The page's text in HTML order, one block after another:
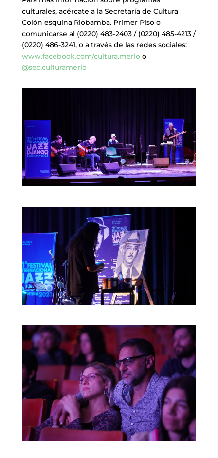
culturales, acércate a la Secretaría de Cultura
Colón esquina Riobamba. Primer Piso o
comunicarse al (0220) 483-2403 / (0220) 485-4213 /
(0220) 486-3241, o a través de las redes sociales:
www.facebook.com/cultura.merloo
@sec.culturamerlo